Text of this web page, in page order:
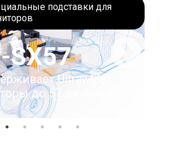
подставки для
SX57
Ultrawide-
до 57 дюймов